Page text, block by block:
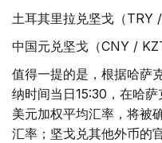
土耳其里拉兑坚戈（TRY
中国元兑坚戈（CNY /
值得一提的是，根据哈萨
纳时间当日15:30，在哈
美元加权平均汇率，将被
汇率；坚戈兑其他外币的